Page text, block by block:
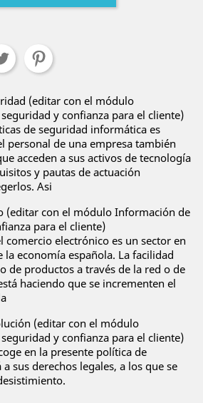
(editar con el módulo
y confianza para el cliente)
de seguridad informática es
personal de una empresa también
acceden a sus activos de tecnología
y pautas de actuación
Asi
(editar con el módulo Información de
para el cliente)
comercio electrónico es un sector en
economía española. La facilidad
de productos a través de la red o de
haciendo que se incrementen el
(editar con el módulo
y confianza para el cliente)
en la presente política de
sus derechos legales, a los que se